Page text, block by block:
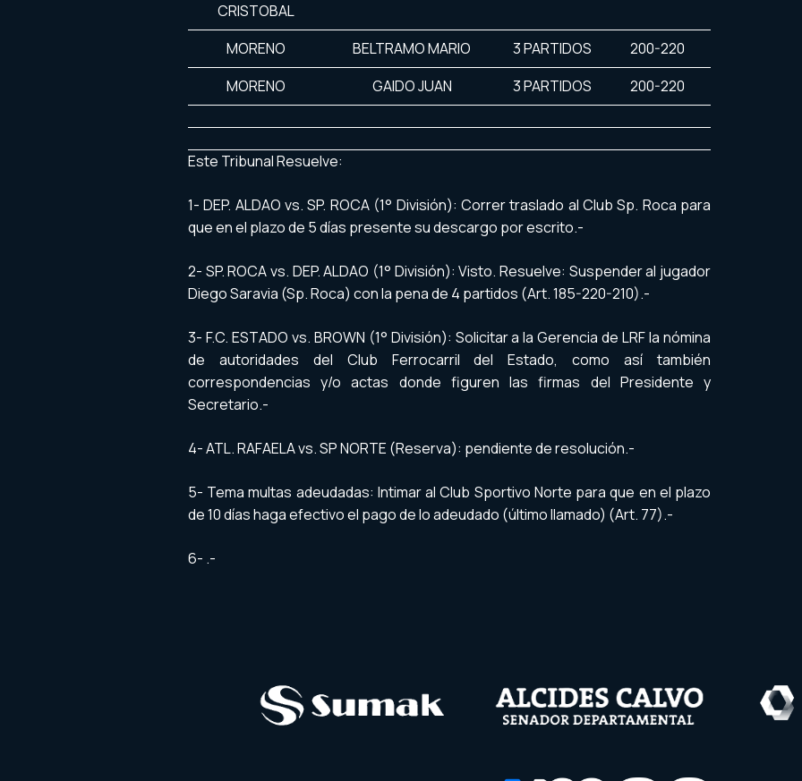
CRISTOBAL
MORENO BELTRAMO MARIO 3 PARTIDOS
200-220
MORENO
GAIDO JUAN 3 PARTIDOS 200-220
Este Tribunal Resuelve:
1- DEP. ALDAO vs. SP. ROCA (1° División): Correr traslado al Club Sp. Roca para
que en el plazo de 5 días presente su descargo por escrito.-
2- SP. ROCA vs. DEP. ALDAO (1° División): Visto. Resuelve: Suspender al jugador
Diego Saravia (Sp. Roca) con la pena de 4 partidos (Art. 185-220-210).-
3- F.C. ESTADO vs. BROWN (1° División): Solicitar a la Gerencia de LRF la nómina
de autoridades del Club Ferrocarril del Estado, como así también
correspondencias y/o actas donde figuren las firmas del Presidente y
Secretario.-
4- ATL. RAFAELA vs. SP NORTE (Reserva): pendiente de resolución.-
5- Tema multas adeudadas: Intimar al Club Sportivo Norte para que en el plazo
de 10 días haga efectivo el pago de lo adeudado (último llamado) (Art. 77).-
6- .-